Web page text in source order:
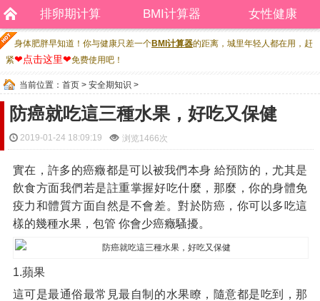
排卵期计算 BMI计算器 女性健康
身体肥胖早知道！你与健康只差一个BMI计算器的距离，城里年轻人都在用，赶
紧❤点击这里❤免费使用吧！
当前位置： 首页 > 安全期知识 >
防癌就吃這三種水果，好吃又保健
2019-01-24 18:09:19 浏览1466次
實在，許多的癌癥都是可以被我們本身 給預防的，尤其是
飲食方面我們若是註重掌握好吃什麼，那麼，你的身體免
疫力和體質方面自然是不會差。對於防癌，你可以多吃這
樣的幾種水果，包管 你會少癌癥騷擾。
1.蘋果
這可是最通俗最常見最自制的水果瞭，隨意都是吃到，那